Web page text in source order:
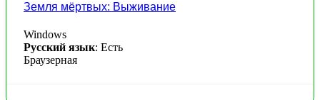
Земля мёртвых: Выживание
Windows
Русский язык: Есть
Браузерная